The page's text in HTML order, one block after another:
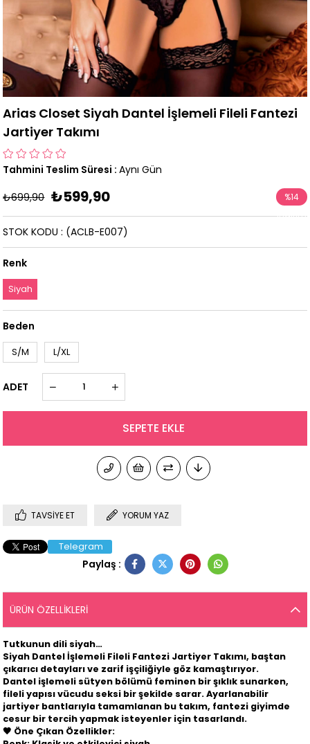
Arias Closet Siyah Dantel İşlemeli Fileli Fantezi
Jartiyer Takımı
Tahmini Teslim Süresi : Aynı Gün
₺699,90 ₺599,90 %14
İndirim
(ACLB-E007)
STOK KODU
Renk
Siyah
Beden
S/M L/XL
ADET
TAVSIYE ET YORUM YAZ
Telegram
Paylaş :
ÜRÜN ÖZELLIKLERI
Tutkunun dili siyah…
Siyah Dantel İşlemeli Fileli Fantezi Jartiyer Takımı, baştan
çıkarıcı detayları ve zarif işçiliğiyle göz kamaştırıyor.
Dantel işlemeli sütyen bölümü feminen bir şıklık sunarken,
fileli yapısı vücudu seksi bir şekilde sarar. Ayarlanabilir
jartiyer bantlarıyla tamamlanan bu takım, fantezi giyimde
cesur bir tercih yapmak isteyenler için tasarlandı.
🖤 Öne Çıkan Özellikler: